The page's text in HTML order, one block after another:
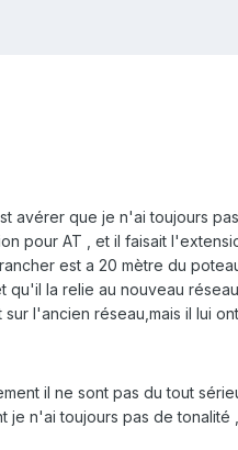
que je n'ai toujours
pour AT , et il faisait
est a 20 mètre du
la relie au nouveau
l'ancien réseau,mais il lui
il ne sont pas du tout
n'ai toujours pas de tonalité